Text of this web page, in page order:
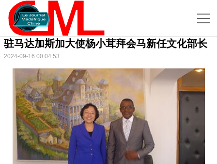
驻马达加斯加大使杨小茸拜会马新任文化部长
2024-09-16 00:04:53